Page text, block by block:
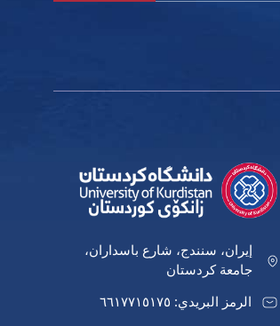
إيران، سنندج، شارع باسداران،
جامعة كردستان
الرمز البريدي: ٦٦١٧٧١٥١٧٥